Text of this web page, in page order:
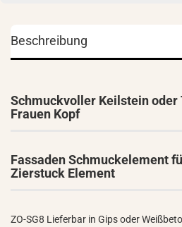
Beschreibung
Schmuckvoller Keilstein
Frauen Kopf
Fassaden Schmuckelement
Zierstuck Element
ZO-SG8 Lieferbar in Gips oder